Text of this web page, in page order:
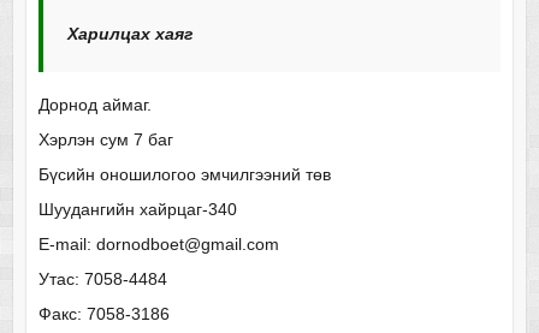
Харилцах хаяг
Дорнод аймаг.
Хэрлэн сум 7 баг
Бүсийн оношилогоо эмчилгээний төв
Шуудангийн хайрцаг-340
E-mail: dornodboet@gmail.com
Утас: 7058-4484
Факс: 7058-3186